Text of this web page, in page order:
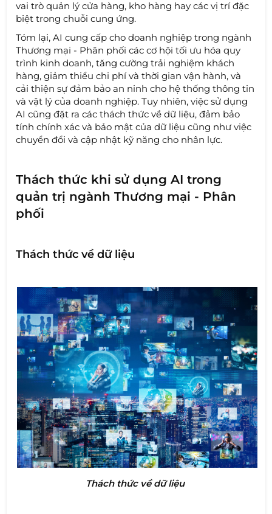
vai trò quản lý cửa hàng, kho hàng hay các vị trí đặc
biệt trong chuỗi cung ứng.
Tóm lại, AI cung cấp cho doanh nghiệp trong ngành
Thương mại - Phân phối các cơ hội tối ưu hóa quy
trình kinh doanh, tăng cường trải nghiệm khách
hàng, giảm thiểu chi phí và thời gian vận hành, và
cải thiện sự đảm bảo an ninh cho hệ thống thông tin
và vật lý của doanh nghiệp. Tuy nhiên, việc sử dụng
AI cũng đặt ra các thách thức về dữ liệu, đảm bảo
tính chính xác và bảo mật của dữ liệu cũng như việc
chuyển đổi và cập nhật kỹ năng cho nhân lực.
Thách thức khi sử dụng AI trong
quản trị ngành Thương mại - Phân
phối
Thách thức về dữ liệu
Thách thức về dữ liệu